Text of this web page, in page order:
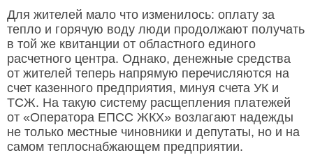
Для жителей мало что изменилось: оплату за
тепло и горячую воду люди продолжают получать
в той же квитанции от областного единого
расчетного центра. Однако, денежные средства
от жителей теперь напрямую перечисляются на
счет казенного предприятия, минуя счета УК и
ТСЖ. На такую систему расщепления платежей
от «Оператора ЕПСС ЖКХ» возлагают надежды
не только местные чиновники и депутаты, но и на
самом теплоснабжающем предприятии.